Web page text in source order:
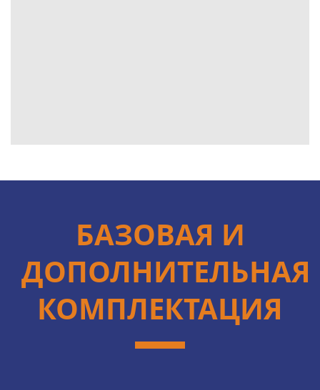
БАЗОВАЯ И
ДОПОЛНИТЕЛЬНАЯ
КОМПЛЕКТАЦИЯ